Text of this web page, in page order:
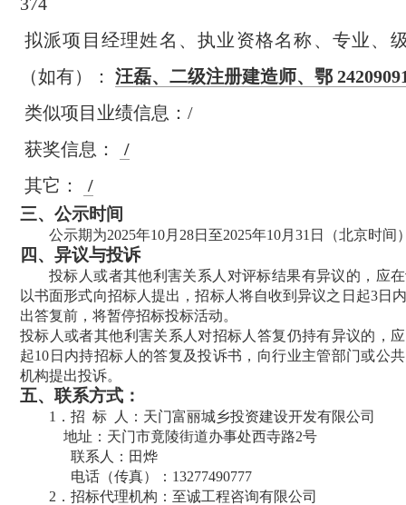
拟派项目经理姓名、执业资格名称、专业、
（如有）：
汪磊、二级注册建造师、鄂
类似项目业绩信息：/
获奖信息：
/
其它：
/
三、公示时间
公示期为2025年10月28日至2025年10月31日（北京时间
四、 异议与投诉
投标人或者其他利害关系人对评标结果有异议的，应
以书面形式向招标人提出，招标人将自收到异议之日起3日
出答复前，将暂停招标投标活动。
投标人或者其他利害关系人对招标人答复仍持有异议的，
起10 日内持招标人的答复及投诉书，向行业主管部门或公
机构提出投诉。
五、 联系方式：
1 ．招 标
人：天门富丽城乡投资建设开发有限公司
地址：天门市竟陵街道办事处西寺路2号
联系人：田烨
电话（传真）：13277490777
2 ．招标代理机构：至诚工程咨询有限公司